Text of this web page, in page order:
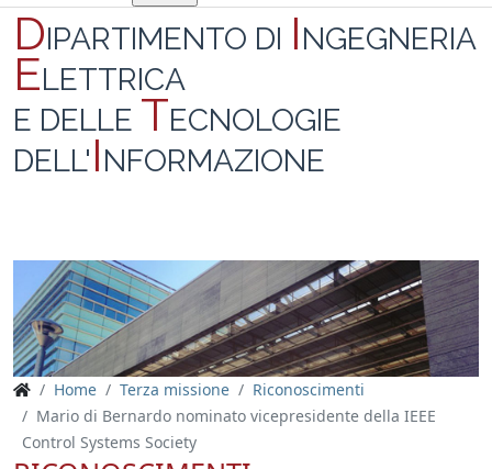
DIPARTIMENTO DI INGEGNERIA
ELETTRICA
E DELLE TECNOLOGIE
DELL'INFORMAZIONE
Home Terza missione
Riconoscimenti
Mario di Bernardo nominato vicepresidente della IEEE
Control Systems Society